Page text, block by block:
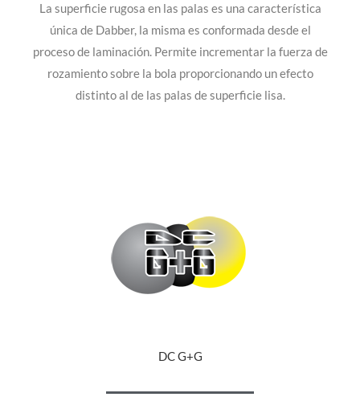
La superficie rugosa en las palas es una característica
única de Dabber, la misma es conformada desde el
proceso de laminación. Permite incrementar la fuerza de
rozamiento sobre la bola proporcionando un efecto
distinto al de las palas de superficie lisa.
DC G+G